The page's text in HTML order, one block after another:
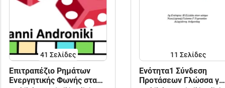
41 Σελίδες
Επιτραπέζιο Ρημάτων
Ενεργητικής Φωνής στα
11 Σελίδες
Ενότητα1 Σύνδεση
Προτάσεων Γλώσσα γ